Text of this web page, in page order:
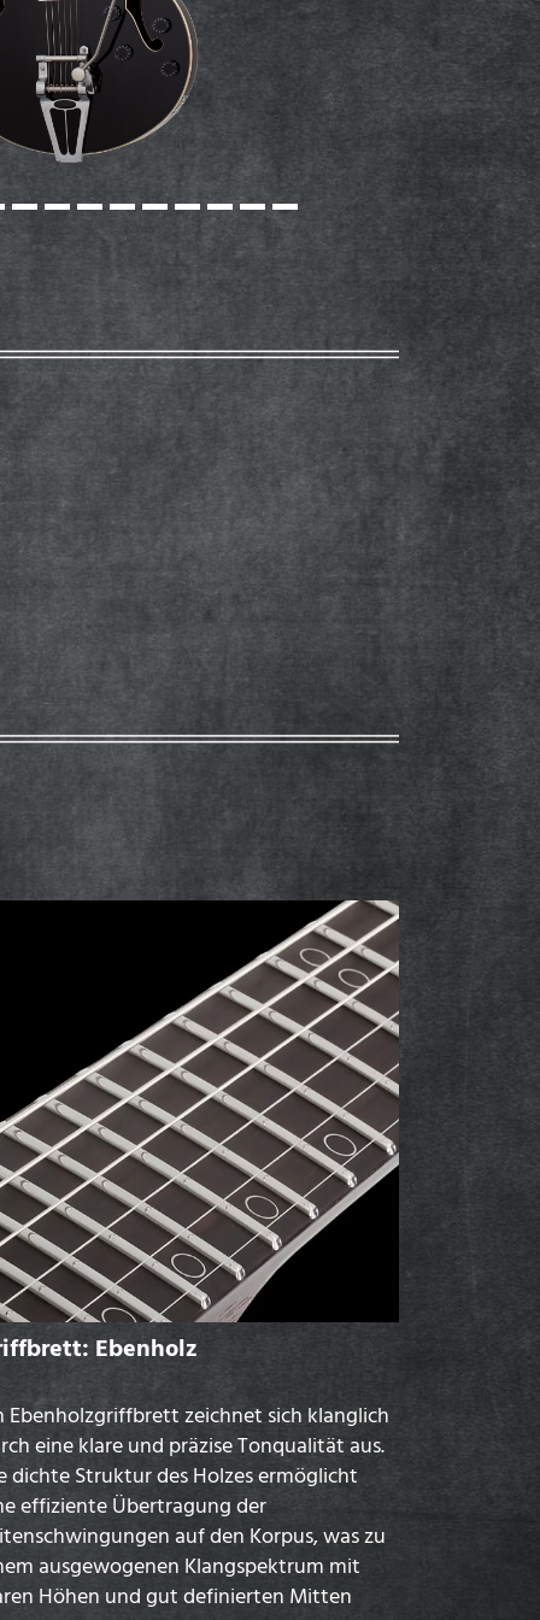
Ebenholz
Ebenholzgriffbrett zeichnet sich klanglich
eine klare und präzise Tonqualität aus.
dichte Struktur des Holzes ermöglicht
effiziente Übertragung der
auf den Korpus, was zu
ausgewogenen Klangspektrum mit
Höhen und gut definierten Mitten